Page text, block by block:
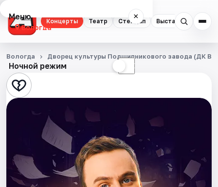
Концерты Театр Стендап Выставки Спорт
Меню ×
Вологда
Концерты
Театр
Стендап
Выставки
События
Ночной режим ☾
Вологда Дворец культуры Подшипникового завода (ДК